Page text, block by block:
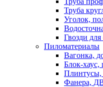
Труба
Уголок,
Гвозди для
Пиломатериалы
Вагонка,
Блок-
Плинтусы,
Фанера,